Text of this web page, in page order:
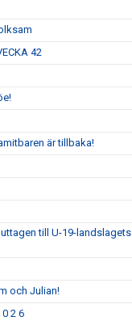
42
är tillbaka!
till U-19-landslagets
och Julian!
0 2 6